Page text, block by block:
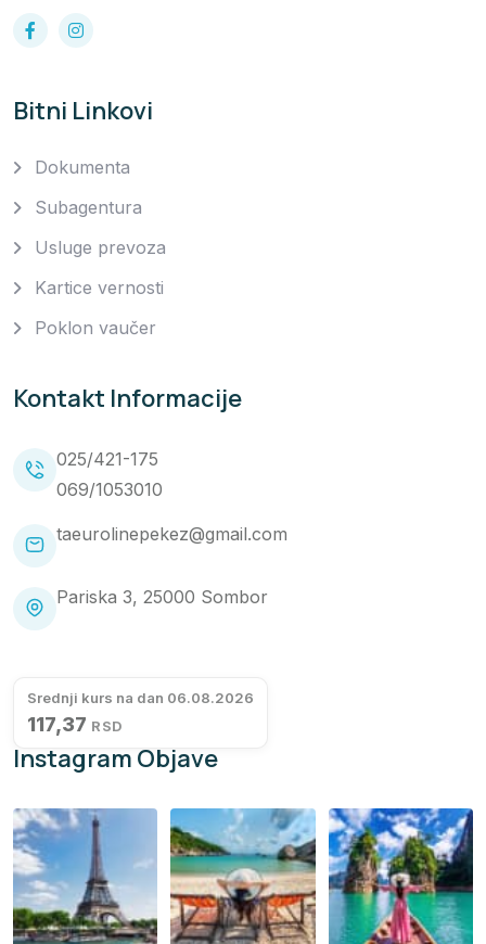
Bitni Linkovi
Dokumenta
Subagentura
Usluge prevoza
Kartice vernosti
Poklon vaučer
Kontakt Informacije
025/421-175
069/1053010
taeurolinepekez@gmail.com
Pariska 3, 25000 Sombor
Srednji kurs na dan 06.08.2026
117,37 RSD
Instagram Objave